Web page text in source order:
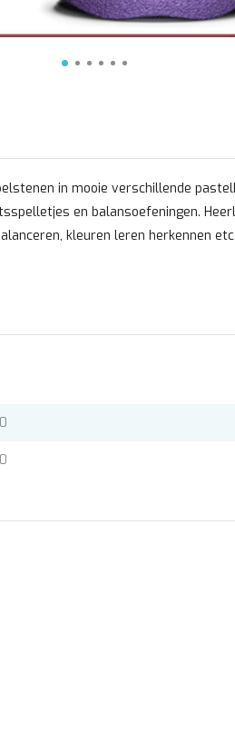
in mooie verschillende
en balansoefeningen.
kleuren leren herkennen